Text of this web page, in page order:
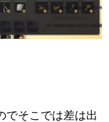
でそこでは差は出